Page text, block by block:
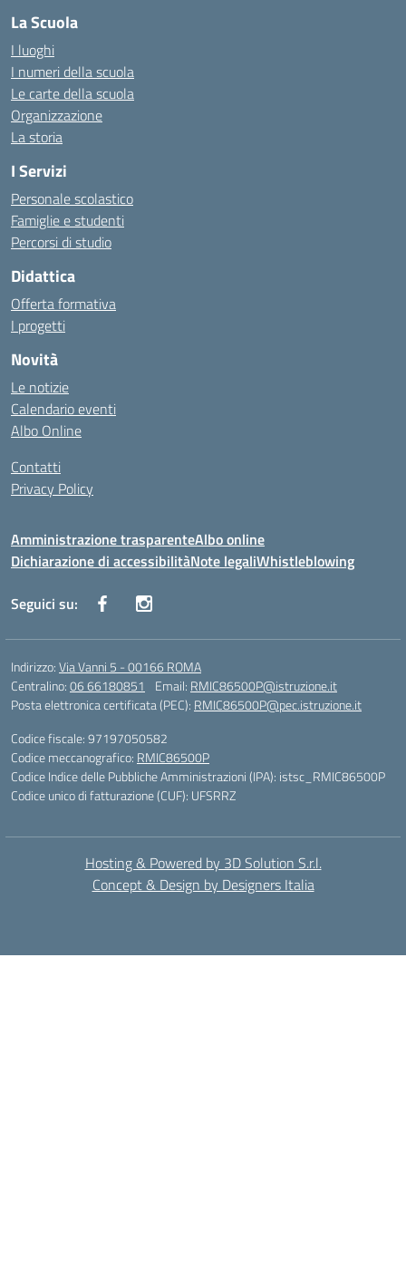
La Scuola
I luoghi
I numeri della scuola
Le carte della scuola
Organizzazione
La storia
I Servizi
Personale scolastico
Famiglie e studenti
Percorsi di studio
Didattica
Offerta formativa
I progetti
Novità
Le notizie
Calendario eventi
Albo Online
Contatti
Privacy Policy
Amministrazione trasparenteAlbo online
Dichiarazione di accessibilitàNote legaliWhistleblowing
Seguici su:
Indirizzo:Via Vanni 5 - 00166 ROMA
Centralino:06 66180851 Email: RMIC86500P@istruzione.it
Posta elettronica certificata (PEC): RMIC86500P@pec.istruzione.it
Codice fiscale: 97197050582
Codice meccanografico: RMIC86500P
Codice Indice delle Pubbliche Amministrazioni (IPA): istsc_RMIC86500P
Codice unico di fatturazione (CUF): UFSRRZ
Hosting & Powered by 3D Solution S.r.l.
Concept & Design by Designers Italia